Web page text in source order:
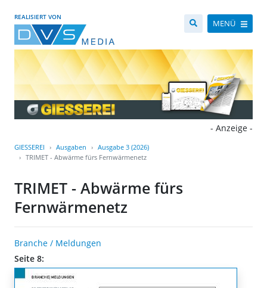
REALISIERT VON
MENÜ
- Anzeige -
GIESSEREI Ausgaben
Ausgabe 3 (2026)
TRIMET - Abwärme fürs Fernwärmenetz
TRIMET - Abwärme fürs
Fernwärmenetz
Branche / Meldungen
Seite 8: